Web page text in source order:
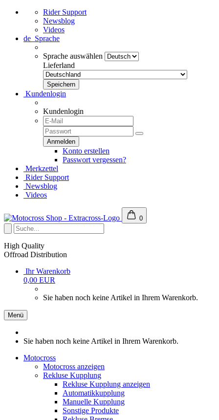
Rider Support
Newsblog
Videos
de Sprache
Sprache auswählen
Lieferland
Kundenlogin
Kundenlogin
Konto erstellen
Passwort vergessen?
Merkzettel
Rider Support
Newsblog
Videos
0
High Quality
Offroad Distribution
Ihr Warenkorb
0,00 EUR
Sie haben noch keine Artikel in Ihrem Warenkorb.
Menü
Sie haben noch keine Artikel in Ihrem Warenkorb.
Motocross
Motocross anzeigen
Rekluse Kupplung
Rekluse Kupplung anzeigen
Automatikkupplung
Manuelle Kupplung
Sonstige Produkte